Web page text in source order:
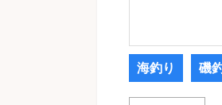
海釣り 磯